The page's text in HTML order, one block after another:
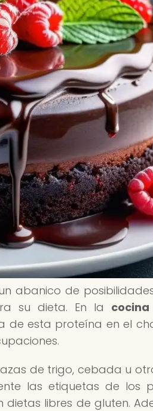
abanico de
su dieta. En la
de esta proteína en el
de trigo, cebada u
las etiquetas de los
libres de gluten.